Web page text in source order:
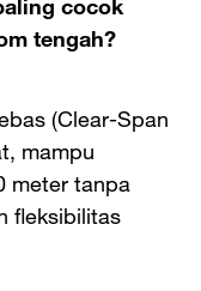
tengah?
(Clear-Span
mampu
meter tanpa
fleksibilitas